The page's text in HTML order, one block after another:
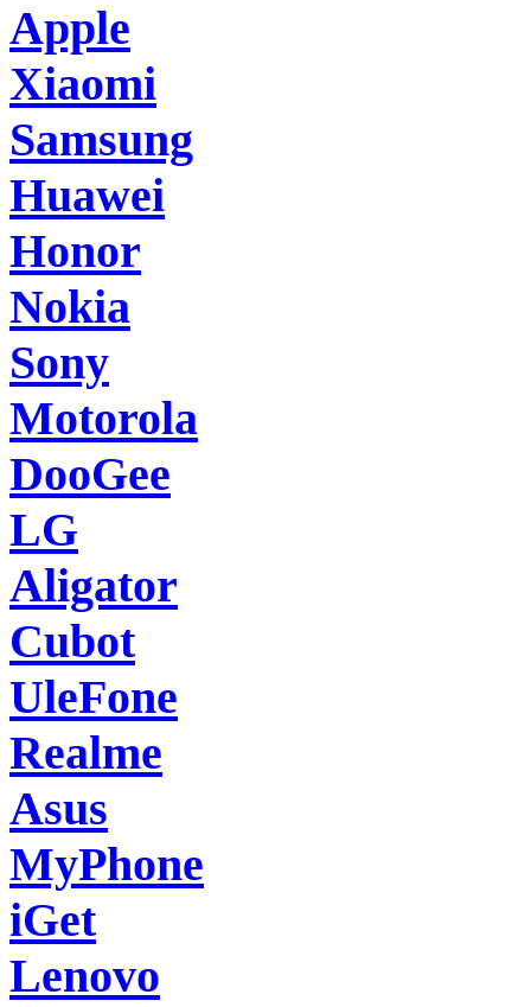
Apple
Xiaomi
Samsung
Huawei
Honor
Nokia
Sony
Motorola
DooGee
LG
Aligator
Cubot
UleFone
Realme
Asus
MyPhone
iGet
Lenovo